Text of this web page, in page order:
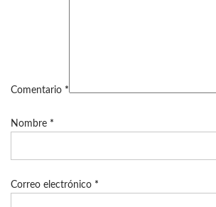
Comentario *
Nombre *
Correo electrónico *